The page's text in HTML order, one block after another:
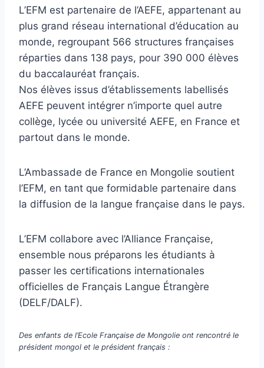
L’EFM est partenaire de l’AEFE, appartenant au
plus grand réseau international d’éducation au
monde, regroupant 566 structures françaises
réparties dans 138 pays, pour 390 000 élèves
du baccalauréat français.
Nos élèves issus d’établissements labellisés
AEFE peuvent intégrer n’importe quel autre
collège, lycée ou université AEFE, en France et
partout dans le monde.
L’Ambassade de France en Mongolie soutient
l’EFM, en tant que formidable partenaire dans
la diffusion de la langue française dans le pays.
L’EFM collabore avec l’Alliance Française,
ensemble nous préparons les étudiants à
passer les certifications internationales
officielles de Français Langue Étrangère
(DELF/DALF).
Des enfants de l’Ecole Française de Mongolie ont rencontré le
président mongol et le président français :